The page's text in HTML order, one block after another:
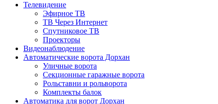
Телевидение
Эфирное ТВ
ТВ Через Интернет
Спутниковое ТВ
Проекторы
Видеонаблюдение
Автоматические ворота Дорхан
Уличные ворота
Секционные гаражные ворота
Рольставни и рольворота
Комплекты балок
Автоматика для ворот Дорхан